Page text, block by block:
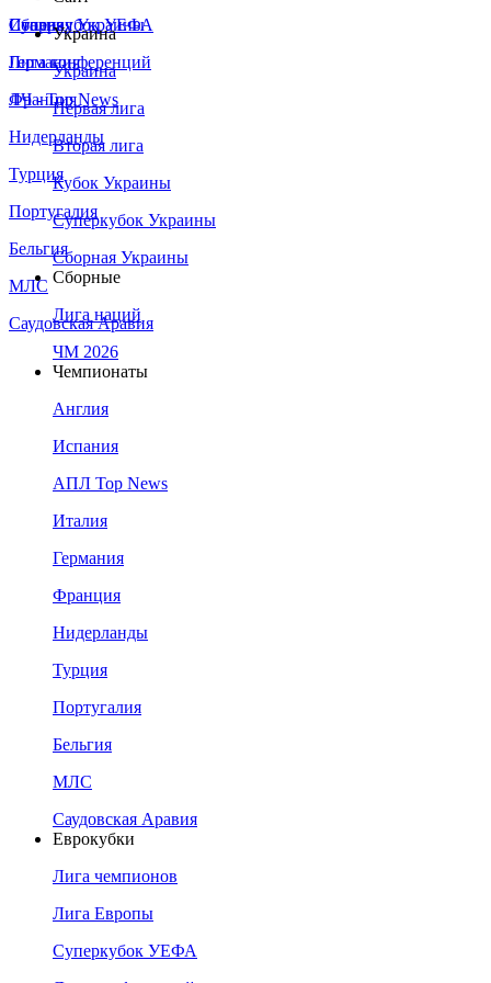
Сборная Украины
Италия
Германия
Франция
Нидерланды
Турция
Португалия
Бельгия
МЛС
Саудовская Аравия
Суперкубок УЕФА
Лига конференций
ЛЧ - Top News
Украина
Украина
Первая лига
Вторая лига
Кубок Украины
Суперкубок Украины
Сборная Украины
Сборные
Лига наций
ЧМ 2026
Чемпионаты
Англия
Испания
АПЛ Top News
Италия
Германия
Франция
Нидерланды
Турция
Португалия
Бельгия
МЛС
Саудовская Аравия
Еврокубки
Лига чемпионов
Лига Европы
Суперкубок УЕФА